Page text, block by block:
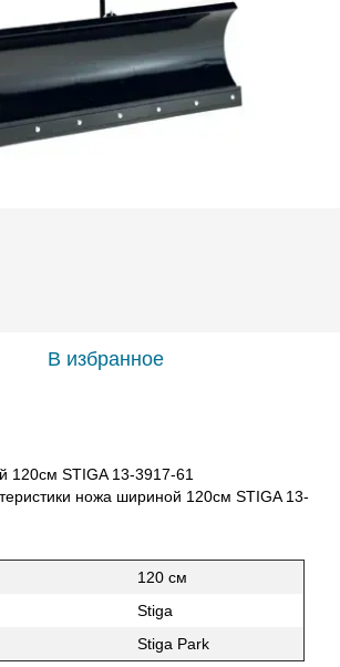
В избранное
120см STIGA 13-3917-61
ножа шириной 120см STIGA 13-
120 см
Stiga
Stiga Park